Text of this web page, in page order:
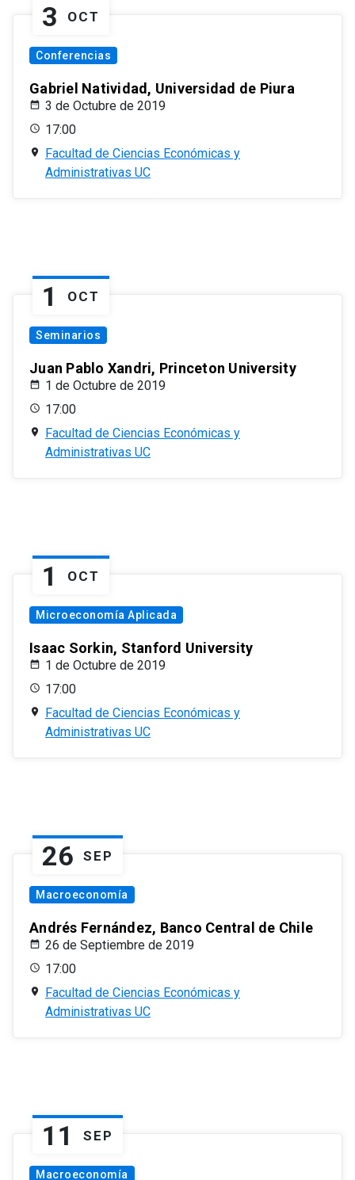
3 OCT
Conferencias
Gabriel Natividad, Universidad de Piura
3 de Octubre de 2019
17:00
Facultad de Ciencias Económicas y
Administrativas UC
1 OCT
Seminarios
Juan Pablo Xandri, Princeton University
1 de Octubre de 2019
17:00
Facultad de Ciencias Económicas y
Administrativas UC
1 OCT
Microeconomía Aplicada
Isaac Sorkin, Stanford University
1 de Octubre de 2019
17:00
Facultad de Ciencias Económicas y
Administrativas UC
26 SEP
Macroeconomía
Andrés Fernández, Banco Central de Chile
26 de Septiembre de 2019
17:00
Facultad de Ciencias Económicas y
Administrativas UC
11 SEP
Macroeconomía